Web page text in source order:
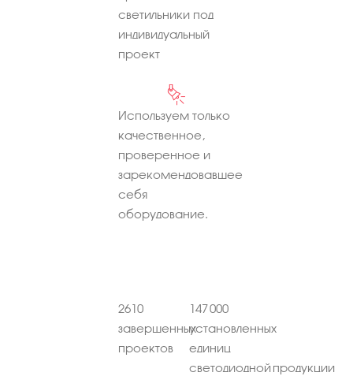
светильники под
индивидуальный
проект
Используем только
качественное,
проверенное и
зарекомендовавшее
себя
оборудование.
2610
завершенных
проектов
147 000
установленных
единиц
светодиодной продукции